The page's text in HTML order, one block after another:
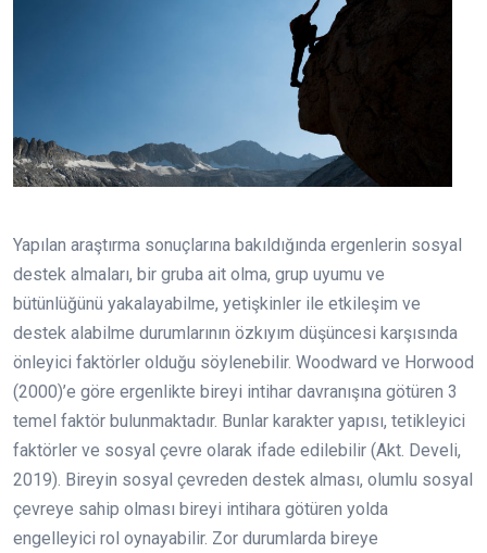
Yapılan araştırma sonuçlarına bakıldığında ergenlerin sosyal
destek almaları, bir gruba ait olma, grup uyumu ve
bütünlüğünü yakalayabilme, yetişkinler ile etkileşim ve
destek alabilme durumlarının özkıyım düşüncesi karşısında
önleyici faktörler olduğu söylenebilir. Woodward ve Horwood
(2000)’e göre ergenlikte bireyi intihar davranışına götüren 3
temel faktör bulunmaktadır. Bunlar karakter yapısı, tetikleyici
faktörler ve sosyal çevre olarak ifade edilebilir (Akt. Develi,
2019). Bireyin sosyal çevreden destek alması, olumlu sosyal
çevreye sahip olması bireyi intihara götüren yolda
engelleyici rol oynayabilir. Zor durumlarda bireye